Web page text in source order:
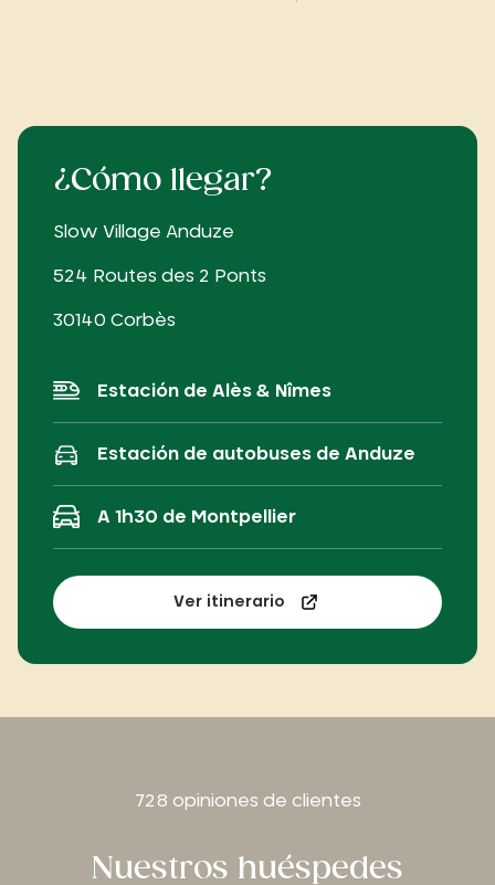
¿Cómo llegar?
Slow Village Anduze
524 Routes des 2 Ponts
30140 Corbès
Estación de Alès & Nîmes
Estación de autobuses de Anduze
A 1h30 de Montpellier
Ver itinerario
728 opiniones de clientes
Nuestros huéspedes